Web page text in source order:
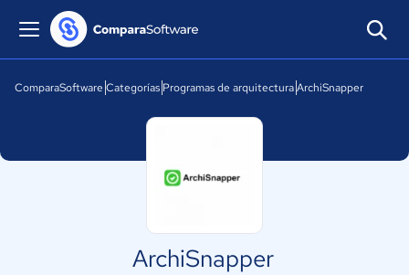
ComparaSoftware Categorías Programas de arquitecturaArchiSnapper
ArchiSnapper